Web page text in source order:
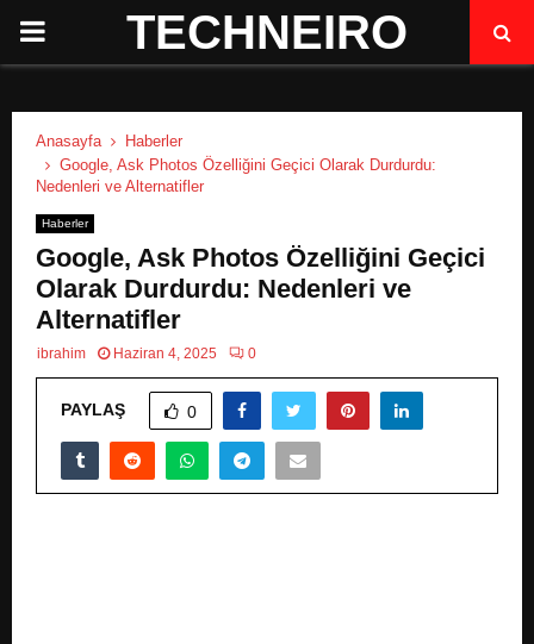
P
M
A
R
TECHNEIRO
Anasayfa
Haberler
Google, Ask Photos Özelliğini Geçici Olarak Durdurdu:
Nedenleri ve Alternatifler
Haberler
Google, Ask Photos Özelliğini Geçici
Olarak Durdurdu: Nedenleri ve
Alternatifler
ibrahim Haziran 4, 2025 0
PAYLAŞ 0